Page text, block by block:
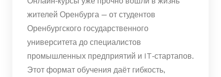
жителей Оренбурга — от студентов
Оренбургского государственного
университета до специалистов
промышленных предприятий и IT‑стартапов.
Этот формат обучения даёт гибкость,